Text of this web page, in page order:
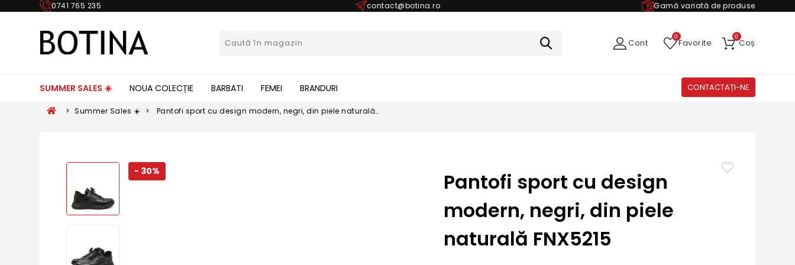
0741 765 235 contact@botina.ro Gamă variată de produse
Cont Favorite
0
Coș
0
SUMMER SALES ☀️ NOUA COLECȚIE BARBATI FEMEI BRANDURI CONTACTAȚI-NE
> Summer Sales ☀️ >
Pantofi sport cu design modern, negri, din piele naturală
- 30%
Pantofi sport cu design
modern, negri, din piele
naturală FNX5215